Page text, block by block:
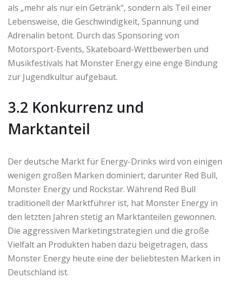
als „mehr als nur ein Getränk“, sondern als Teil einer
Lebensweise, die Geschwindigkeit, Spannung und
Adrenalin betont. Durch das Sponsoring von
Motorsport-Events, Skateboard-Wettbewerben und
Musikfestivals hat Monster Energy eine enge Bindung
zur Jugendkultur aufgebaut.
3.2 Konkurrenz und
Marktanteil
Der deutsche Markt für Energy-Drinks wird von einigen
wenigen großen Marken dominiert, darunter Red Bull,
Monster Energy und Rockstar. Während Red Bull
traditionell der Marktführer ist, hat Monster Energy in
den letzten Jahren stetig an Marktanteilen gewonnen.
Die aggressiven Marketingstrategien und die große
Vielfalt an Produkten haben dazu beigetragen, dass
Monster Energy heute eine der beliebtesten Marken in
Deutschland ist.